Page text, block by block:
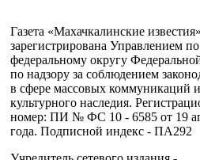
Газета «Махачкалинские известия»
зарегистрирована Управлением
федеральному округу
по надзору за соблюдением
в сфере массовых коммуникаций
культурного наследия.
номер: ПИ № ФС 10 - 6585 от 19
года. Подписной индекс - ПА292